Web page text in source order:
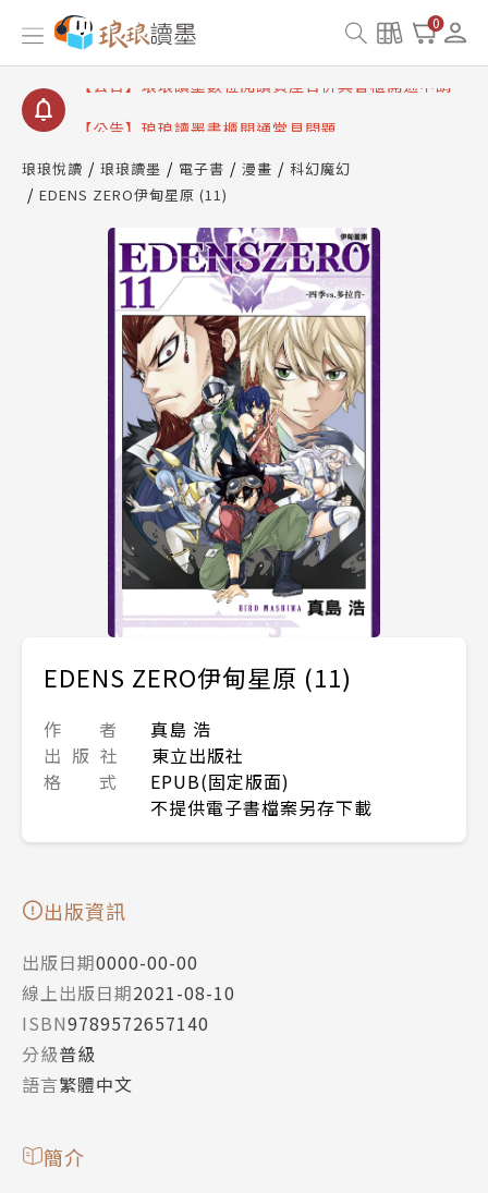
0
【公告】因 Readmoo 讀墨系統維護中，本站同步暫
停部分閱讀服務
【公告】琅琅讀墨數位閱讀資產合併與書櫃開通申請
請圖文教學
【公告】琅琅書店服務升級重要說明及資產合併結果
查詢
【公告】因 Readmoo 讀墨系統維護中，本站同步暫
停部分閱讀服務
琅琅悅讀 琅琅讀墨 電子書 漫畫
科幻魔幻
EDENS ZERO伊甸星原 (11)
EDENS ZERO伊甸星原 (11)
作 者
真島 浩
出 版 社
東立出版社
格 式
EPUB(固定版面)
不提供電子書檔案另存下載
出版資訊
出版日期0000-00-00
線上出版日期2021-08-10
ISBN9789572657140
分級普級
語言繁體中文
簡介